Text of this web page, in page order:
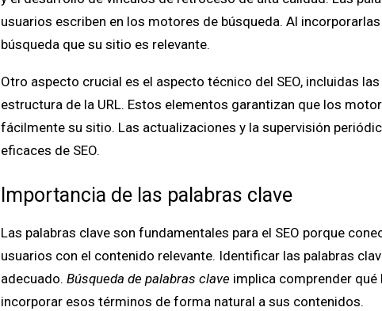
usuarios escriben en los motores de búsqueda. Al
búsqueda que su sitio es relevante.
Otro aspecto crucial es el aspecto técnico del SEO, incluidas
estructura de la URL. Estos elementos garantizan que los
fácilmente su sitio. Las actualizaciones y la supervisión
eficaces de SEO.
Importancia de las palabras clave
Las palabras clave son fundamentales para el SEO porque
usuarios con el contenido relevante. Identificar las palabras
adecuado. Búsqueda de palabras clave implica comprender
incorporar esos términos de forma natural a sus contenidos.